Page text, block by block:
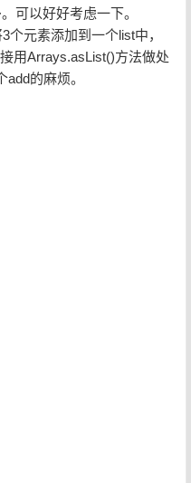
可以好好考虑一下。
元素添加到一个list中，
用Arrays.asList()方法做处
的麻烦。